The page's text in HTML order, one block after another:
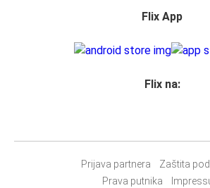
Omiš
Ston
Rogotin
Omiš
Flix App
Flix na:
Prijava partnera
Zaštita
Prava putnika